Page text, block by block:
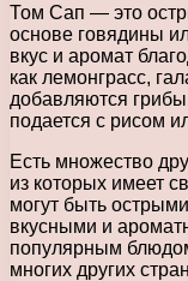
Том Сап — это
основе говядины
вкус и аромат
как лемонграсс,
добавляются
подается с рисом
Есть множество
из которых имеет
могут быть
вкусными и
популярным
многих других